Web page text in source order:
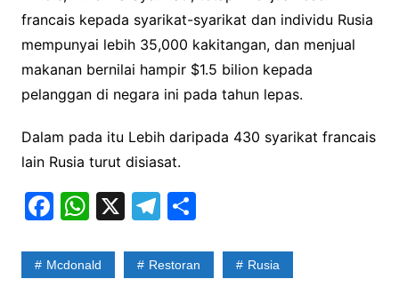
francais kepada syarikat-syarikat dan individu Rusia
mempunyai lebih 35,000 kakitangan, dan menjual
makanan bernilai hampir $1.5 bilion kepada
pelanggan di negara ini pada tahun lepas.
Dalam pada itu Lebih daripada 430 syarikat francais
lain Rusia turut disiasat.
F
c
W
at
X T
e
S
ar
Mcdonald Restoran Rusia